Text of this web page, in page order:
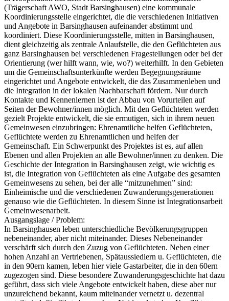
(Trägerschaft AWO, Stadt Barsinghausen) eine kommunale
Koordinierungsstelle eingerichtet, die die verschiedenen Initiativen
und Angebote in Barsinghausen aufeinander abstimmt und
koordiniert. Diese Koordinierungsstelle, mitten in Barsinghausen,
dient gleichzeitig als zentrale Anlaufstelle, die den Geflüchteten aus
ganz Barsinghausen bei verschiedenen Fragestellungen oder bei der
Orientierung (wer hilft wann, wie, wo?) weiterhilft. In den Gebieten
um die Gemeinschaftsunterkünfte werden Begegnungsräume
eingerichtet und Angebote entwickelt, die das Zusammenleben und
die Integration in der lokalen Nachbarschaft fördern. Nur durch
Kontakte und Kennenlernen ist der Abbau von Vorurteilen auf
Seiten der Bewohner/innen möglich. Mit den Geflüchteten werden
gezielt Projekte entwickelt, die sie ermutigen, sich in ihrem neuen
Gemeinwesen einzubringen: Ehrenamtliche helfen Geflüchteten,
Geflüchtete werden zu Ehrenamtlichen und helfen der
Gemeinschaft. Ein Schwerpunkt des Projektes ist es, auf allen
Ebenen und allen Projekten an alle Bewohner/innen zu denken. Die
Geschichte der Integration in Barsinghausen zeigt, wie wichtig es
ist, die Integration von Geflüchteten als eine Aufgabe des gesamten
Gemeinwesens zu sehen, bei der alle “mitzunehmen” sind:
Einheimische und die verschiedenen Zuwanderungsgenerationen
genauso wie die Geflüchteten. In diesem Sinne ist Integrationsarbeit
Gemeinwesenarbeit.
Ausgangslage / Problem:
In Barsinghausen leben unterschiedliche Bevölkerungsgruppen
nebeneinander, aber nicht miteinander. Dieses Nebeneinander
verschärft sich durch den Zuzug von Geflüchteten. Neben einer
hohen Anzahl an Vertriebenen, Spätaussiedlern u. Geflüchteten, die
in den 90ern kamen, leben hier viele Gastarbeiter, die in den 60ern
zugezogen sind. Diese besondere Zuwanderungsgeschichte hat dazu
geführt, dass sich viele Angebote entwickelt haben, diese aber nur
unzureichend bekannt, kaum miteinander vernetzt u. dezentral